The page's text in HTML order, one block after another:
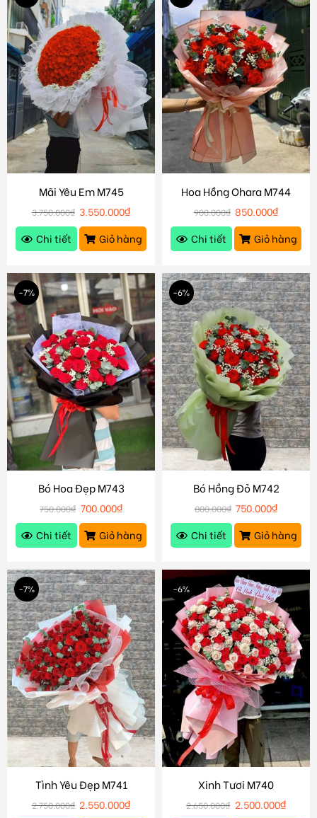
Mãi Yêu Em M745
3.750.000₫ 3.550.000₫
Chi tiết
Giỏ hàng
Hoa Hồng Ohara M744
900.000₫ 850.000₫
Chi tiết
Giỏ hàng
-7%
Bó Hoa Đẹp M743
750.000₫ 700.000₫
Chi tiết
Giỏ hàng
-6%
Bó Hồng Đỏ M742
800.000₫ 750.000₫
Chi tiết
Giỏ hàng
-7%
Tình Yêu Đẹp M741
2.750.000₫ 2.550.000₫
-6%
Xinh Tươi M740
2.650.000₫ 2.500.000₫